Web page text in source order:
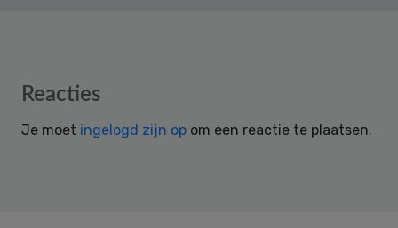
Reader
Reacties
Je moet ingelogd zijn op om een reactie te plaatsen.